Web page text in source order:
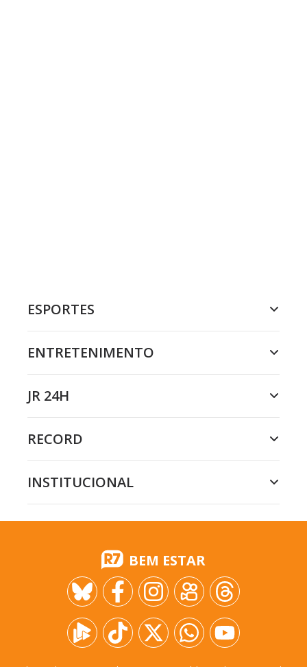
ESPORTES
ENTRETENIMENTO
JR 24H
RECORD
INSTITUCIONAL
BEM ESTAR